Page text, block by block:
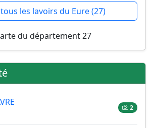
les lavoirs du Eure (27)
2